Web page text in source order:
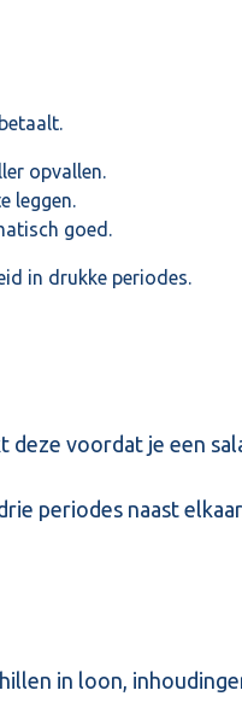
opvallen.
leggen.
goed.
in drukke periodes.
deze voordat je een
periodes naast
in loon,